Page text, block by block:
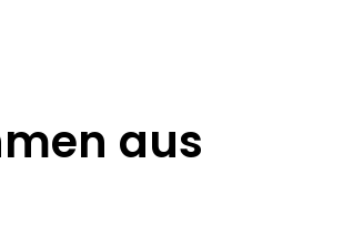
aus